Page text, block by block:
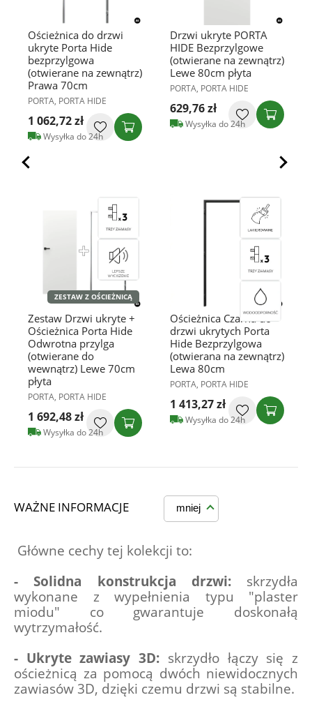
Ościeżnica do drzwi
ukryte Porta Hide
bezprzylgowa
(otwierane na zewnątrz)
Prawa 70cm
PORTA, PORTA HIDE
1 062,72 zł
Wysyłka do 24h
ZESTAW Z OŚCIEŻNICĄ
Zestaw Drzwi ukryte +
Ościeżnica Porta Hide
Odwrotna przylga
(otwierane do
wewnątrz) Lewe 70cm
płyta
PORTA, PORTA HIDE
1 692,48 zł
Wysyłka do 24h
Drzwi ukryte PORTA
HIDE Bezprzylgowe
(otwierane na zewnątrz)
Lewe 80cm płyta
PORTA, PORTA HIDE
629,76 zł
Wysyłka do 24h
Ościeżnica Czarna do
drzwi ukrytych Porta
Hide Bezprzylgowa
(otwierana na zewnątrz)
Lewa 80cm
PORTA, PORTA HIDE
1 413,27 zł
Wysyłka do 24h
WAŻNE INFORMACJE mniej
Główne cechy tej kolekcji to:
- Solidna konstrukcja drzwi: skrzydła
wykonane z wypełnienia typu "plaster
miodu" co gwarantuje doskonałą
wytrzymałość.
- Ukryte zawiasy 3D: skrzydło łączy się z
ościeżnicą za pomocą dwóch niewidocznych
zawiasów 3D, dzięki czemu drzwi są stabilne.